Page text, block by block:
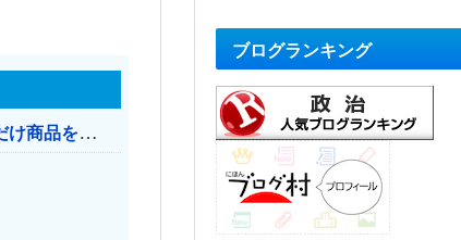
【消費税率1％】 「下げるのが筋なんですけど…」消費減税で値下がりする分と同じだけ商品を値上げして店頭価格を変えない店も
ブログランキング